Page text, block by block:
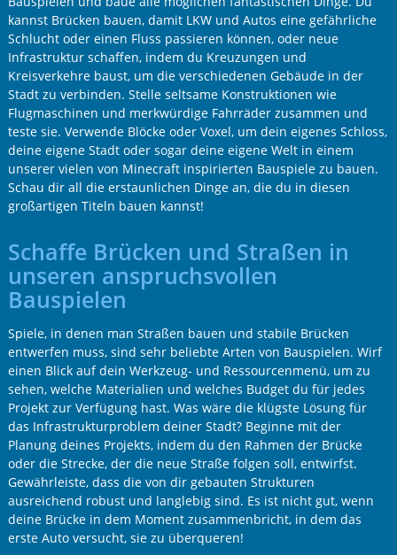
kannst Brücken bauen, damit LKW und Autos eine gefährliche
Schlucht oder einen Fluss passieren können, oder neue
Infrastruktur schaffen, indem du Kreuzungen und
Kreisverkehre baust, um die verschiedenen Gebäude in der
Stadt zu verbinden. Stelle seltsame Konstruktionen wie
Flugmaschinen und merkwürdige Fahrräder zusammen und
teste sie. Verwende Blöcke oder Voxel, um dein eigenes Schloss,
deine eigene Stadt oder sogar deine eigene Welt in einem
unserer vielen von Minecraft inspirierten Bauspiele zu bauen.
Schau dir all die erstaunlichen Dinge an, die du in diesen
großartigen Titeln bauen kannst!
Schaffe Brücken und Straßen in
unseren anspruchsvollen
Bauspielen
Spiele, in denen man Straßen bauen und stabile Brücken
entwerfen muss, sind sehr beliebte Arten von Bauspielen. Wirf
einen Blick auf dein Werkzeug- und Ressourcenmenü, um zu
sehen, welche Materialien und welches Budget du für jedes
Projekt zur Verfügung hast. Was wäre die klügste Lösung für
das Infrastrukturproblem deiner Stadt? Beginne mit der
Planung deines Projekts, indem du den Rahmen der Brücke
oder die Strecke, der die neue Straße folgen soll, entwirfst.
Gewährleiste, dass die von dir gebauten Strukturen
ausreichend robust und langlebig sind. Es ist nicht gut, wenn
deine Brücke in dem Moment zusammenbricht, in dem das
erste Auto versucht, sie zu überqueren!